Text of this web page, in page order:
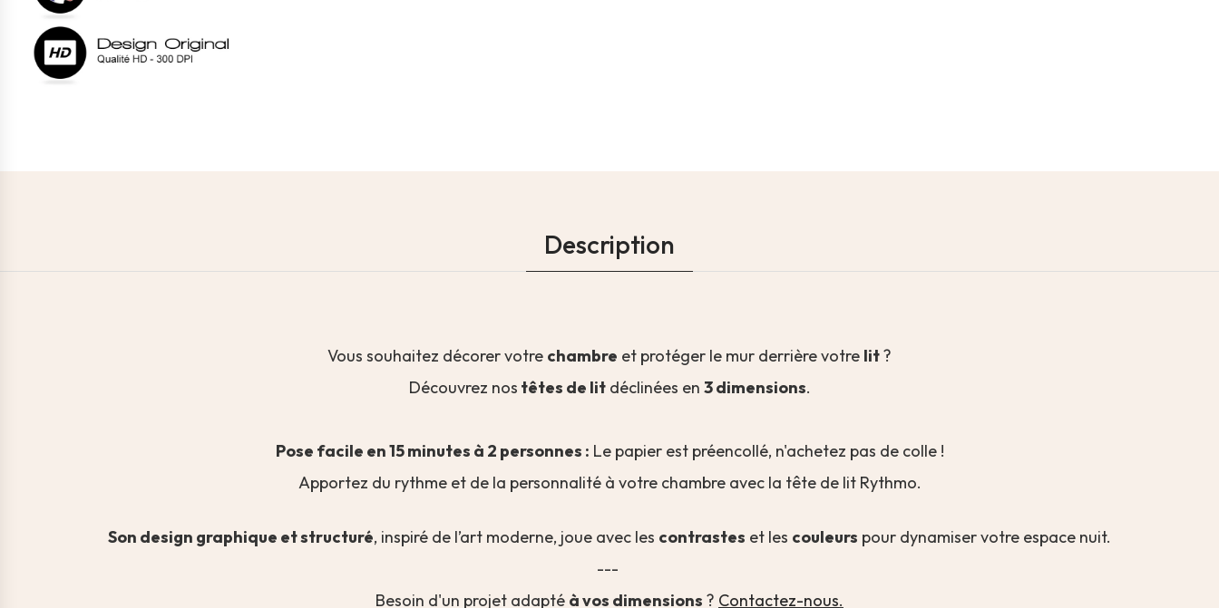
Description
Vous souhaitez décorer votre chambre et protéger le mur derrière votre lit?
Découvrez nos têtes de litdéclinées en 3 dimensions.
Pose facile en 15 minutes à 2 personnes : Le papier est préencollé, n'achetez pas de colle !
Apportez du rythme et de la personnalité à votre chambre avec la tête de lit Rythmo.
Son design graphique et structuré, inspiré de l’art moderne, joue avec les contrastes et les couleurs pour dynamiser votre espace nuit.
---
Besoin d'un projet adapté à vos dimensions ? Contactez-nous.